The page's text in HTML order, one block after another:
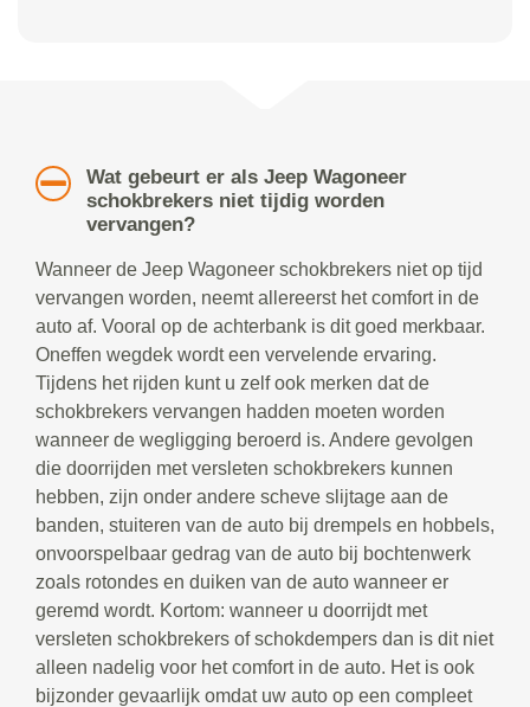
Wat gebeurt er als Jeep Wagoneer
schokbrekers niet tijdig worden
vervangen?
Wanneer de Jeep Wagoneer schokbrekers niet op tijd
vervangen worden, neemt allereerst het comfort in de
auto af. Vooral op de achterbank is dit goed merkbaar.
Oneffen wegdek wordt een vervelende ervaring.
Tijdens het rijden kunt u zelf ook merken dat de
schokbrekers vervangen hadden moeten worden
wanneer de wegligging beroerd is. Andere gevolgen
die doorrijden met versleten schokbrekers kunnen
hebben, zijn onder andere scheve slijtage aan de
banden, stuiteren van de auto bij drempels en hobbels,
onvoorspelbaar gedrag van de auto bij bochtenwerk
zoals rotondes en duiken van de auto wanneer er
geremd wordt. Kortom: wanneer u doorrijdt met
versleten schokbrekers of schokdempers dan is dit niet
alleen nadelig voor het comfort in de auto. Het is ook
bijzonder gevaarlijk omdat uw auto op een compleet